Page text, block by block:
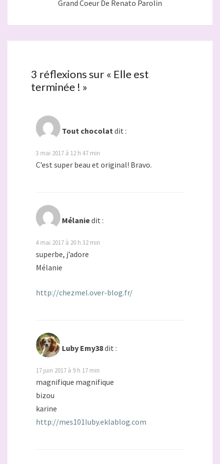
Grand Coeur De Renato Parolin
3 réflexions sur « Elle est
terminée ! »
Tout chocolatdit :
3 mai 2017 à 12 h 47 min
C’est super beau et original! Bravo.
Mélaniedit :
4 mai 2017 à 20 h 32 min
superbe, j’adore
Mélanie
http://chezmel.over-blog.fr/
Luby Emy38dit :
17 juin 2017 à 9 h 17 min
magnifique magnifique
bizou
karine
http://mes101luby.eklablog.com